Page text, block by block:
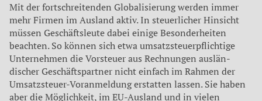
Mit der fortschreitenden Globalisierung werden immer
mehr Firmen im Ausland aktiv. In steuerlicher Hinsicht
müssen Geschäftsleute dabei einige Be­sonderheiten
beachten. So kön­nen sich etwa umsatzsteuer­pflichtige
Unternehmen die Vor­steuer aus Rechnungen auslän­
discher Geschäftspartner nicht einfach im Rahmen der
Umsatz­steuer-Voranmeldung erstatten lassen. Sie haben
aber die Mög­lichkeit, im EU-Ausland und in vielen